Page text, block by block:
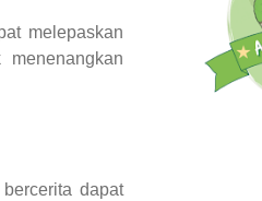
melepaskan
dapat